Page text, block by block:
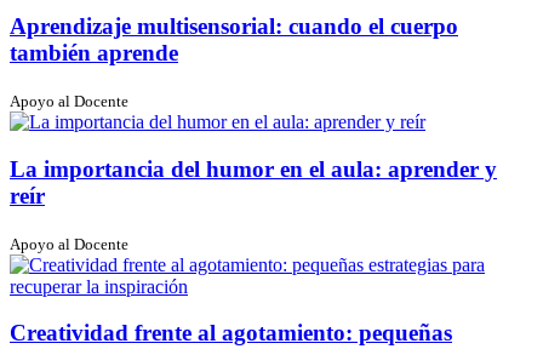
Aprendizaje multisensorial: cuando el cuerpo
también aprende
Apoyo al Docente
La importancia del humor en el aula: aprender y
reír
Apoyo al Docente
Creatividad frente al agotamiento: pequeñas